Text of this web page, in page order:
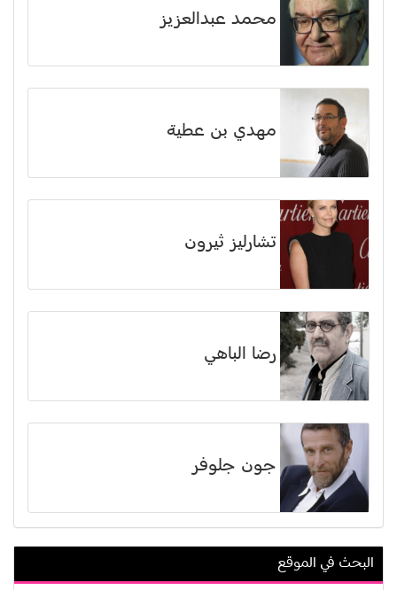
محمد عبدالعزيز
مهدي بن عطية
تشارليز ثيرون
رضا الباهي
جون جلوفر
عادل السماسيري
البحث في الموقع